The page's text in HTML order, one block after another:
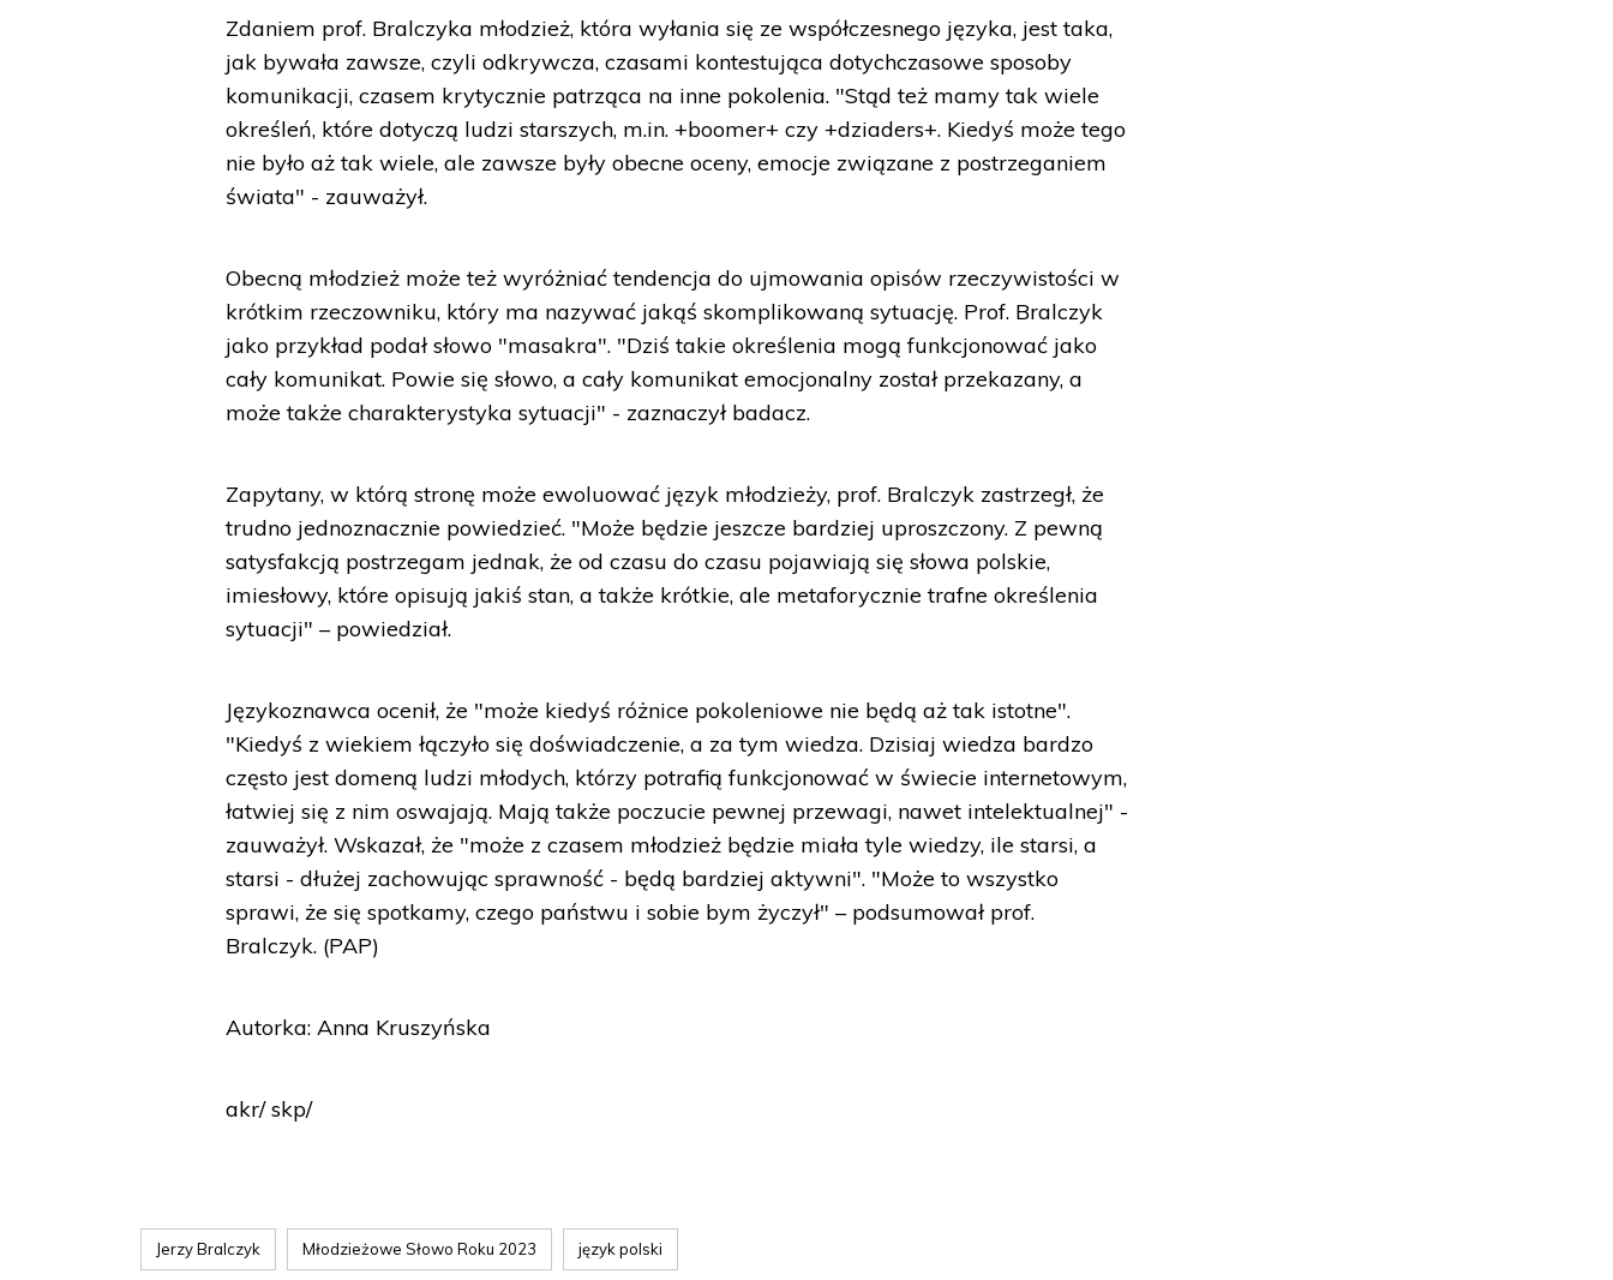
Zdaniem prof. Bralczyka młodzież, która wyłania się ze współczesnego języka, jest taka,
jak bywała zawsze, czyli odkrywcza, czasami kontestująca dotychczasowe sposoby
komunikacji, czasem krytycznie patrząca na inne pokolenia. "Stąd też mamy tak wiele
określeń, które dotyczą ludzi starszych, m.in. +boomer+ czy +dziaders+. Kiedyś może tego
nie było aż tak wiele, ale zawsze były obecne oceny, emocje związane z postrzeganiem
świata" - zauważył.
Obecną młodzież może też wyróżniać tendencja do ujmowania opisów rzeczywistości w
krótkim rzeczowniku, który ma nazywać jakąś skomplikowaną sytuację. Prof. Bralczyk
jako przykład podał słowo "masakra". "Dziś takie określenia mogą funkcjonować jako
cały komunikat. Powie się słowo, a cały komunikat emocjonalny został przekazany, a
może także charakterystyka sytuacji" - zaznaczył badacz.
Zapytany, w którą stronę może ewoluować język młodzieży, prof. Bralczyk zastrzegł, że
trudno jednoznacznie powiedzieć. "Może będzie jeszcze bardziej uproszczony. Z pewną
satysfakcją postrzegam jednak, że od czasu do czasu pojawiają się słowa polskie,
imiesłowy, które opisują jakiś stan, a także krótkie, ale metaforycznie trafne określenia
sytuacji" – powiedział.
Językoznawca ocenił, że "może kiedyś różnice pokoleniowe nie będą aż tak istotne".
"Kiedyś z wiekiem łączyło się doświadczenie, a za tym wiedza. Dzisiaj wiedza bardzo
często jest domeną ludzi młodych, którzy potrafią funkcjonować w świecie internetowym,
łatwiej się z nim oswajają. Mają także poczucie pewnej przewagi, nawet intelektualnej" -
zauważył. Wskazał, że "może z czasem młodzież będzie miała tyle wiedzy, ile starsi, a
starsi - dłużej zachowując sprawność - będą bardziej aktywni". "Może to wszystko
sprawi, że się spotkamy, czego państwu i sobie bym życzył" – podsumował prof.
Bralczyk. (PAP)
Autorka: Anna Kruszyńska
akr/ skp/
Jerzy Bralczyk Młodzieżowe Słowo Roku 2023 język polski